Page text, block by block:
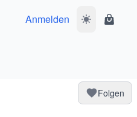
Anmelden
Folgen